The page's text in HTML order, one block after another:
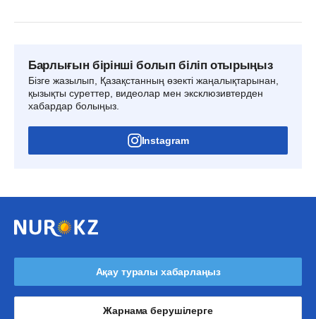
Барлығын бірінші болып біліп отырыңыз
Бізге жазылып, Қазақстанның өзекті жаңалықтарынан,
қызықты суреттер, видеолар мен эксклюзивтерден
хабардар болыңыз.
Instagram
Ақау туралы хабарлаңыз
Жарнама берушілерге